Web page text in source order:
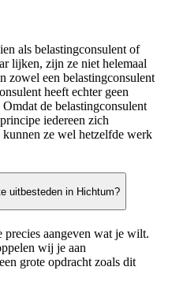
als belastingconsulent of
lijken, zijn ze niet helemaal
zowel een belastingconsulent
heeft echter geen
de belastingconsulent
iedereen zich
ze wel hetzelfde werk
uitbesteden in Hichtum?
aangeven wat je wilt.
wij je aan
grote opdracht zoals dit